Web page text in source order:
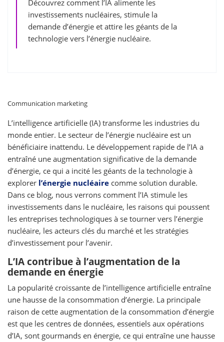
Découvrez comment l’IA alimente les
investissements nucléaires, stimule la
demande d’énergie et attire les géants de la
technologie vers l’énergie nucléaire.
Communication marketing
L’intelligence artificielle (IA) transforme les industries du
monde entier. Le secteur de l’énergie nucléaire est un
bénéficiaire inattendu. Le développement rapide de l’IA a
entraîné une augmentation significative de la demande
d’énergie, ce qui a incité les géants de la technologie à
explorer l’énergie nucléaire comme solution durable.
Dans ce blog, nous verrons comment l’IA stimule les
investissements dans le nucléaire, les raisons qui poussent
les entreprises technologiques à se tourner vers l’énergie
nucléaire, les acteurs clés du marché et les stratégies
d’investissement pour l’avenir.
L’IA contribue à l’augmentation de la
demande en énergie
La popularité croissante de l’intelligence artificielle entraîne
une hausse de la consommation d’énergie. La principale
raison de cette augmentation de la consommation d’énergie
est que les centres de données, essentiels aux opérations
d’IA, sont gourmands en énergie, ce qui entraîne une hausse